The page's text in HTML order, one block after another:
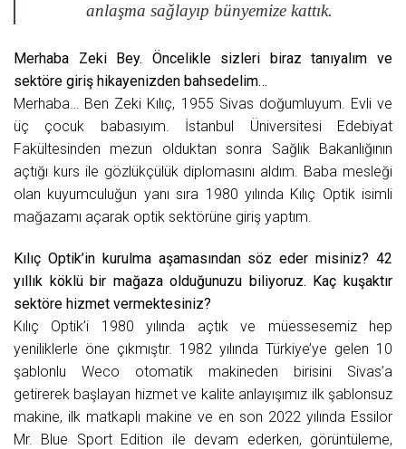
anlaşma sağlayıp bünyemize kattık.
Merhaba Zeki Bey. Öncelikle sizleri biraz tanıyalım ve
sektöre giriş hikayenizden bahsedelim…
Merhaba… Ben Zeki Kılıç, 1955 Sivas doğumluyum. Evli ve
üç çocuk babasıyım. İstanbul Üniversitesi Edebiyat
Fakültesinden mezun olduktan sonra Sağlık Bakanlığının
açtığı kurs ile gözlükçülük diplomasını aldım. Baba mesleği
olan kuyumculuğun yanı sıra 1980 yılında Kılıç Optik isimli
mağazamı açarak optik sektörüne giriş yaptım.
Kılıç Optik’in kurulma aşamasından söz eder misiniz? 42
yıllık köklü bir mağaza olduğunuzu biliyoruz. Kaç kuşaktır
sektöre hizmet vermektesiniz?
Kılıç Optik’i 1980 yılında açtık ve müessesemiz hep
yeniliklerle öne çıkmıştır. 1982 yılında Türkiye’ye gelen 10
şablonlu Weco otomatik makineden birisini Sivas’a
getirerek başlayan hizmet ve kalite anlayışımız ilk şablonsuz
makine, ilk matkaplı makine ve en son 2022 yılında Essilor
Mr. Blue Sport Edition ile devam ederken, görüntüleme,